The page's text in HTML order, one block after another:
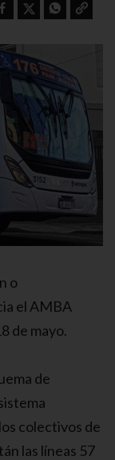
Facebook Twitter WhatsApp Copy link
o
el AMBA
de mayo.
de
colectivos de
las líneas 57